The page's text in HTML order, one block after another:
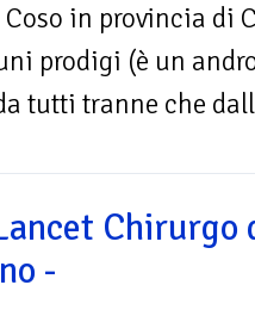
in provincia di
prodigi (è un
tutti tranne che
Chirurgo
-